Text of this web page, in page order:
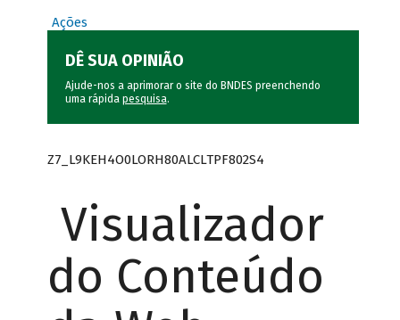
Ações
DÊ SUA OPINIÃO
Ajude-nos a aprimorar o site do BNDES preenchendo
uma rápida pesquisa.
Z7_L9KEH4O0LORH80ALCLTPF802S4
Visualizador
do Conteúdo